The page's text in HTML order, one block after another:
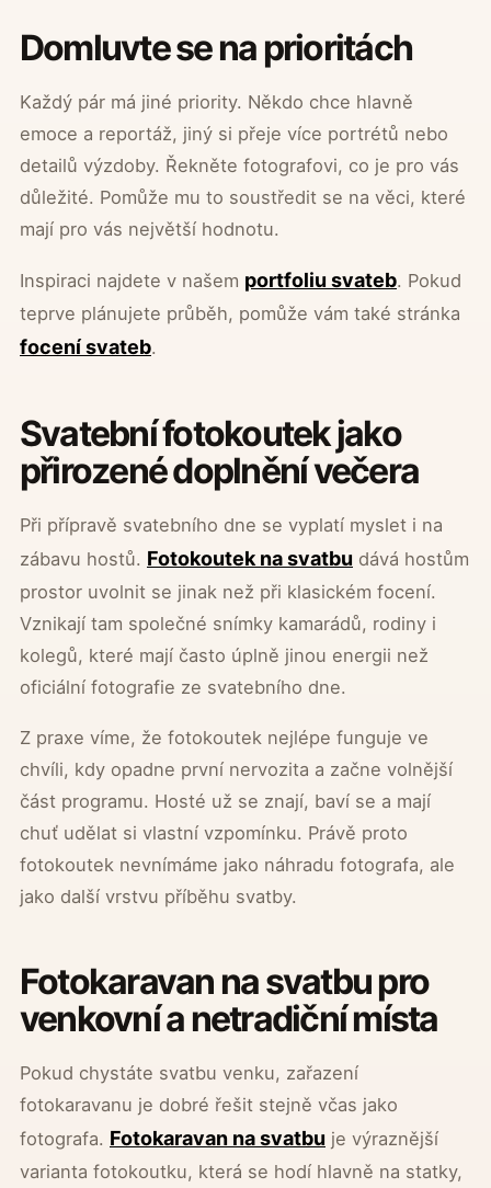
Domluvte se na prioritách
Každý pár má jiné priority. Někdo chce hlavně
emoce a reportáž, jiný si přeje více portrétů nebo
detailů výzdoby. Řekněte fotografovi, co je pro vás
důležité. Pomůže mu to soustředit se na věci, které
mají pro vás největší hodnotu.
Inspiraci najdete v našem portfoliu svateb. Pokud
teprve plánujete průběh, pomůže vám také stránka
focení svateb.
Svatební fotokoutek jako
přirozené doplnění večera
Při přípravě svatebního dne se vyplatí myslet i na
zábavu hostů. Fotokoutek na svatbu dává hostům
prostor uvolnit se jinak než při klasickém focení.
Vznikají tam společné snímky kamarádů, rodiny i
kolegů, které mají často úplně jinou energii než
oficiální fotografie ze svatebního dne.
Z praxe víme, že fotokoutek nejlépe funguje ve
chvíli, kdy opadne první nervozita a začne volnější
část programu. Hosté už se znají, baví se a mají
chuť udělat si vlastní vzpomínku. Právě proto
fotokoutek nevnímáme jako náhradu fotografa, ale
jako další vrstvu příběhu svatby.
Fotokaravan na svatbu pro
venkovní a netradiční místa
Pokud chystáte svatbu venku, zařazení
fotokaravanu je dobré řešit stejně včas jako
fotografa. Fotokaravan na svatbu je výraznější
varianta fotokoutku, která se hodí hlavně na statky,